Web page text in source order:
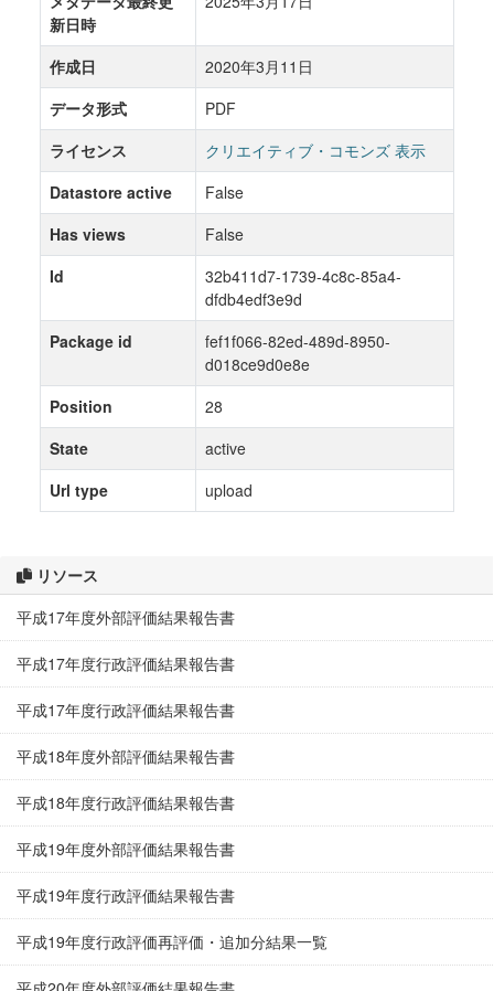
リソース
平成17年度外部評価結果報告書
平成17年度行政評価結果報告書
平成17年度行政評価結果報告書
平成18年度外部評価結果報告書
平成18年度行政評価結果報告書
平成19年度外部評価結果報告書
平成19年度行政評価結果報告書
平成19年度行政評価再評価・追加分結果一覧
新日時
作成日
2020年3月11日
データ形式
PDF
ライセンス
クリエイティブ・コモンズ 表示
Datastore active
False
Has views
False
Id
32b411d7-1739-4c8c-85a4-
dfdb4edf3e9d
Package id
fef1f066-82ed-489d-8950-
d018ce9d0e8e
Position
28
State
active
Url type
upload